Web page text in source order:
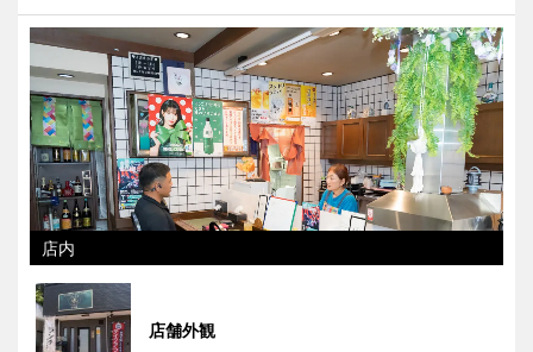
店内
店舗外観